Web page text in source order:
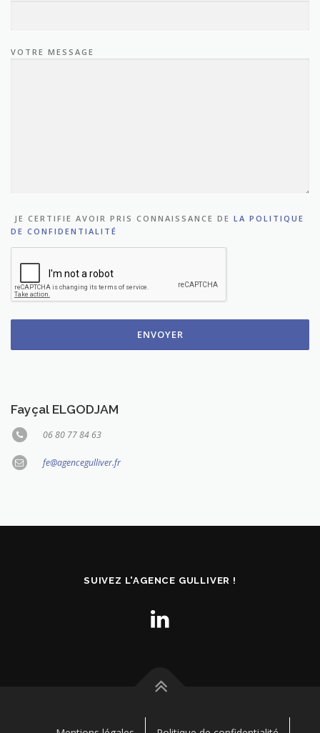
VOTRE MESSAGE
JE CERTIFIE AVOIR PRIS CONNAISSANCE DE LA POLITIQUE
DE CONFIDENTIALITÉ
Fayçal ELGODJAM
06 80 77 84 63
fe@agencegulliver.fr
SUIVEZ L'AGENCE GULLIVER !